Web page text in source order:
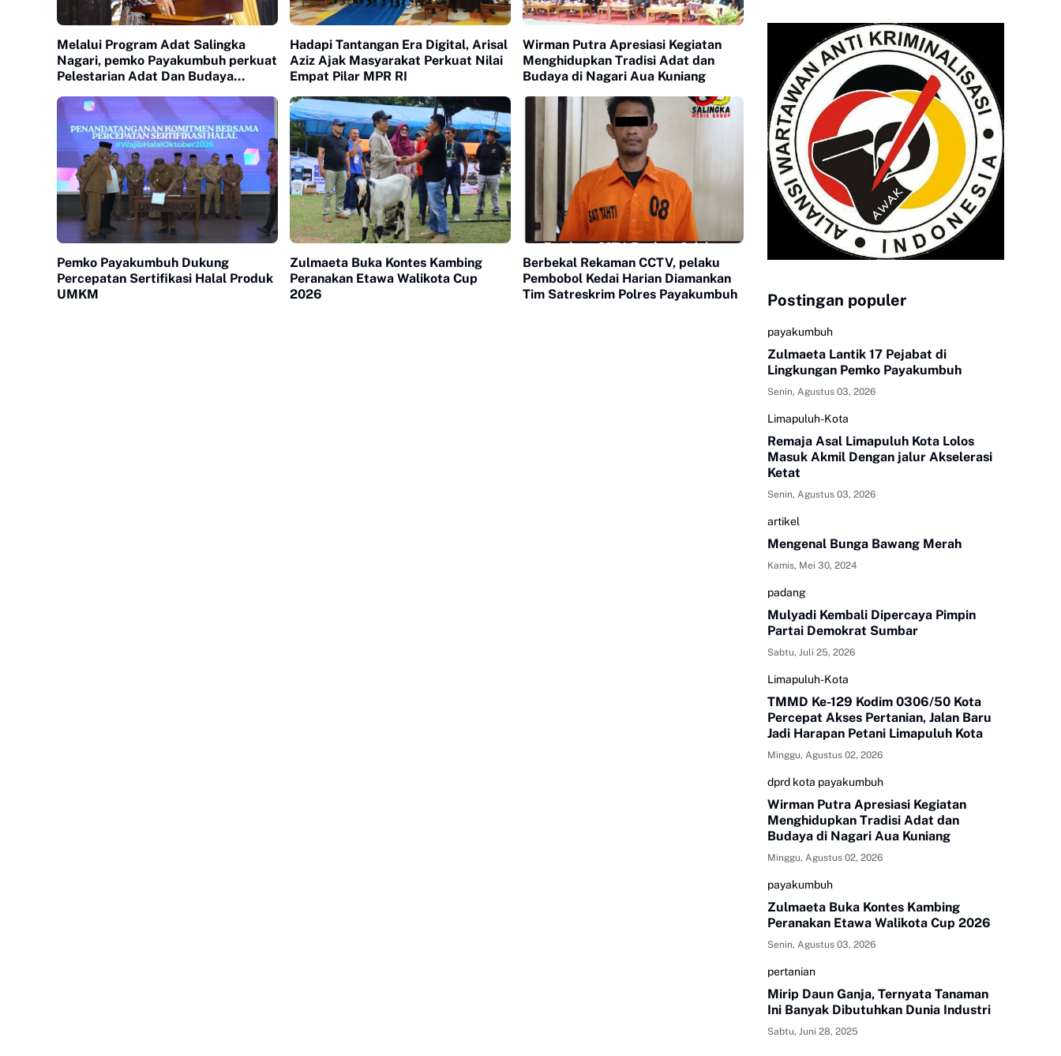
Melalui Program Adat Salingka
Nagari, pemko Payakumbuh perkuat
Pelestarian Adat Dan Budaya
Hadapi Tantangan Era Digital, Arisal
Aziz Ajak Masyarakat Perkuat Nilai
Empat Pilar MPR RI
Wirman Putra Apresiasi Kegiatan
Menghidupkan Tradisi Adat dan
Budaya di Nagari Aua Kuniang
Pemko Payakumbuh Dukung
Percepatan Sertifikasi Halal Produk
UMKM
Zulmaeta Buka Kontes Kambing
Peranakan Etawa Walikota Cup
2026
Berbekal Rekaman CCTV, pelaku
Pembobol Kedai Harian Diamankan
Tim Satreskrim Polres Payakumbuh
Postingan populer
payakumbuh
Zulmaeta Lantik 17 Pejabat di
Lingkungan Pemko Payakumbuh
Senin, Agustus 03, 2026
Limapuluh-Kota
Remaja Asal Limapuluh Kota Lolos
Masuk Akmil Dengan jalur Akselerasi
Ketat
Senin, Agustus 03, 2026
artikel
Mengenal Bunga Bawang Merah
Kamis, Mei 30, 2024
padang
Mulyadi Kembali Dipercaya Pimpin
Partai Demokrat Sumbar
Sabtu, Juli 25, 2026
Limapuluh-Kota
TMMD Ke-129 Kodim 0306/50 Kota
Percepat Akses Pertanian, Jalan Baru
Jadi Harapan Petani Limapuluh Kota
Minggu, Agustus 02, 2026
dprd kota payakumbuh
Wirman Putra Apresiasi Kegiatan
Menghidupkan Tradisi Adat dan
Budaya di Nagari Aua Kuniang
Minggu, Agustus 02, 2026
payakumbuh
Zulmaeta Buka Kontes Kambing
Peranakan Etawa Walikota Cup 2026
Senin, Agustus 03, 2026
pertanian
Mirip Daun Ganja, Ternyata Tanaman
Ini Banyak Dibutuhkan Dunia Industri
Sabtu, Juni 28, 2025